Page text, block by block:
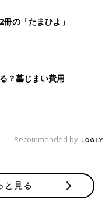
の「たまひよ」
？墓じまい費用
Recommended by
と見る